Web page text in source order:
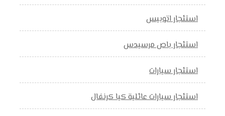
استئجار اتوبيس
استئجار باص مرسيدس
استئجار سيارات
استئجار سيارات عائلية كيا كرنفال